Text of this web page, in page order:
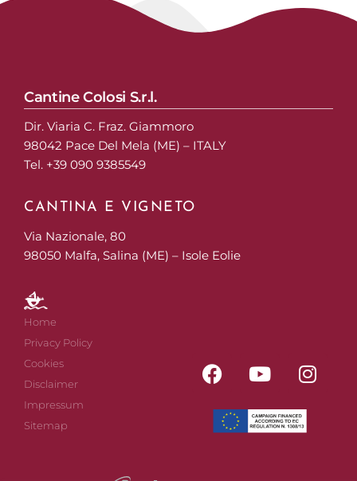
Cantine Colosi S.r.l.
Dir. Viaria C. Fraz. Giammoro
98042 Pace Del Mela (ME) – ITALY
Tel. +39 090 9385549
CANTINA E VIGNETO
Via Nazionale, 80
98050 Malfa, Salina (ME) – Isole Eolie
Home
Privacy Policy
Cookies
Disclaimer
Impressum
Sitemap